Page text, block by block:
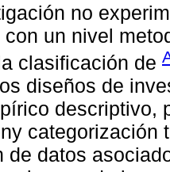
no
un nivel
clasificación de
diseños de
descriptivo,
categorización
de datos